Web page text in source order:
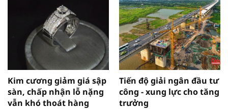
Kim cương giảm giá sập
sàn, chấp nhận lỗ nặng
vẫn khó thoát hàng
Tiến độ giải ngân đầu tư
công - xung lực cho tăng
trưởng